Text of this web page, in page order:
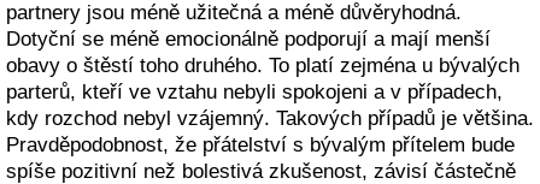
partnery jsou méně užitečná a méně důvěryhodná.
Dotyční se méně emocionálně podporují a mají menší
obavy o štěstí toho druhého. To platí zejména u bývalých
parterů, kteří ve vztahu nebyli spokojeni a v případech,
kdy rozchod nebyl vzájemný. Takových případů je většina.
Pravděpodobnost, že přátelství s bývalým přítelem bude
spíše pozitivní než bolestivá zkušenost, závisí částečně